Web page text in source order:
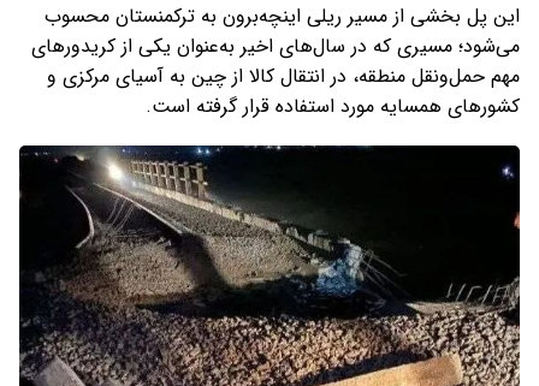
این پل بخشی از مسیر ریلی اینچه‌برون به ترکمنستان محسوب
می‌شود؛ مسیری که در سال‌های اخیر به‌عنوان یکی از کریدورهای
مهم حمل‌ونقل منطقه، در انتقال کالا از چین به آسیای مرکزی و
کشورهای همسایه مورد استفاده قرار گرفته است.